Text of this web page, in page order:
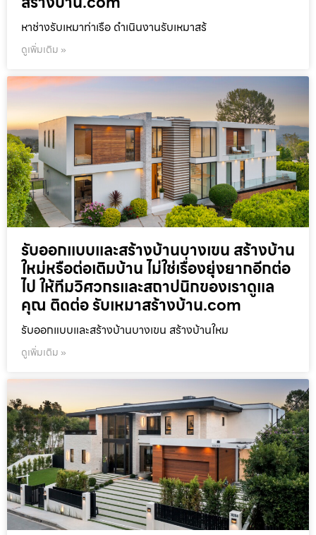
หาช่างรับเหมาท่าเรือ ดำเนินงานรับเหมาสร้
ดูเพิ่มเติม »
รับออกแบบและสร้างบ้านบางเขน สร้างบ้าน
ใหม่หรือต่อเติมบ้าน ไม่ใช่เรื่องยุ่งยากอีกต่อ
ไป ให้ทีมวิศวกรและสถาปนิกของเราดูแล
คุณ ติดต่อ รับเหมาสร้างบ้าน.com
รับออกแบบและสร้างบ้านบางเขน สร้างบ้านใหม
ดูเพิ่มเติม »